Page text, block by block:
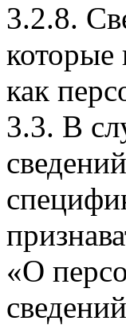
3.2.8.
которые
как
3.3. В
«О